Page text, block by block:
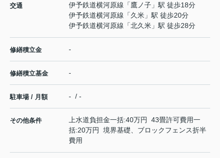
交通 伊予鉄道横河原線 「鷹ノ子 」駅 徒歩18分
伊予鉄道横河原線 「久米 」駅 徒歩20分
伊予鉄道横河原線 「北久米 」駅 徒歩28分
修繕積立金 -
修繕積立基金 -
駐車場 / 月額 - / -
その他条件
上水道負担金一括:40万円 43畳許可費用一
括:20万円 境界基礎、ブロックフェンス折半
費用